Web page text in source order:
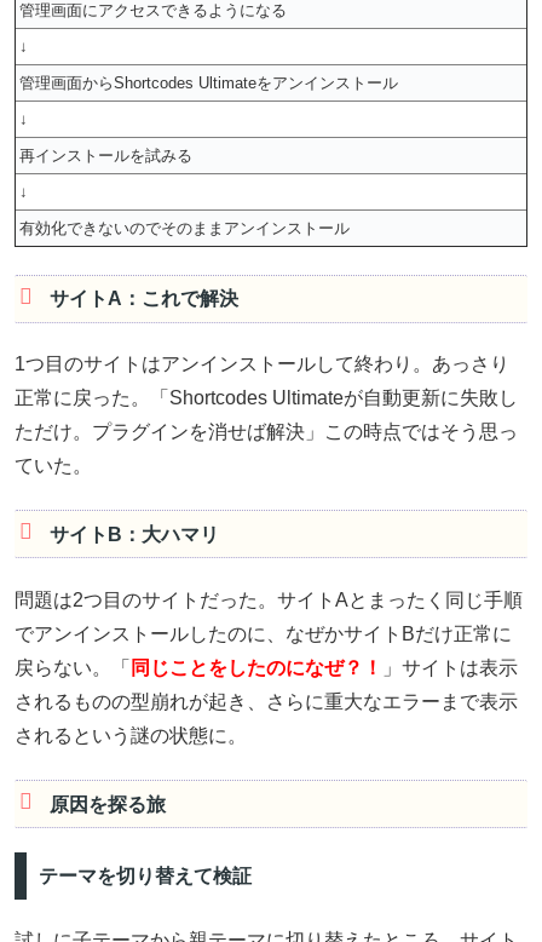
管理画面にアクセスできるようになる
↓
管理画面からShortcodes Ultimateをアンインストール
↓
再インストールを試みる
↓
有効化できないのでそのままアンインストール
サイトA：これで解決
1つ目のサイトはアンインストールして終わり。あっさり
正常に戻った。「Shortcodes Ultimateが自動更新に失敗し
ただけ。プラグインを消せば解決」この時点ではそう思っ
ていた。
サイトB：大ハマリ
問題は2つ目のサイトだった。サイトAとまったく同じ手順
でアンインストールしたのに、なぜかサイトBだけ正常に
戻らない。「 同じことをしたのになぜ？！
」サイトは表示
されるものの型崩れが起き、さらに重大なエラーまで表示
されるという謎の状態に。
原因を探る旅
テーマを切り替えて検証